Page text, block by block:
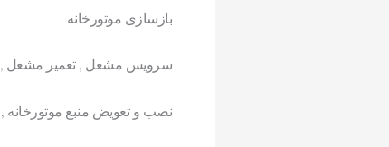
بازسازی موتورخانه
سرویس مشعل , تعمیر مشعل
نصب و تعویض منبع موتورخانه ,